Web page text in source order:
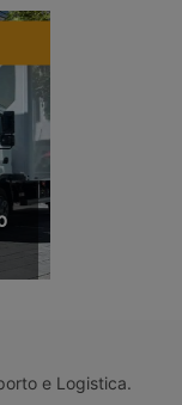
e Logistica.